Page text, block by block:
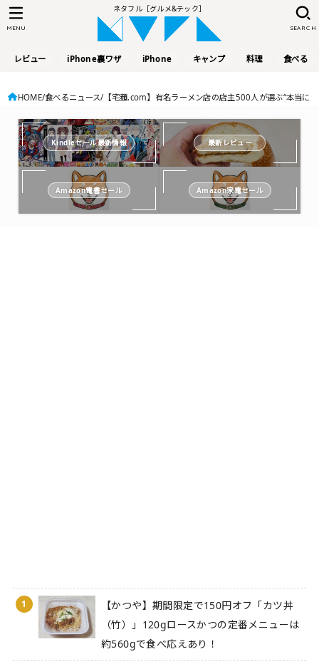
ネタフル［グルメ&テック］
レビュー iPhone裏ワザ iPhone キャンプ 料理 食べる
SEARCH
MENU
HOME 食べるニュース 【宅麺.com】有名ラーメン店の店主500人が選ぶ“本当に
Kindleセール最新情報 最新レビュー
Amazon電書セール Amazon家電セール
1
【かつや】期間限定で150円オフ「カツ丼
（竹）」120gロースかつの定番メニューは
約560gで食べ応えあり！